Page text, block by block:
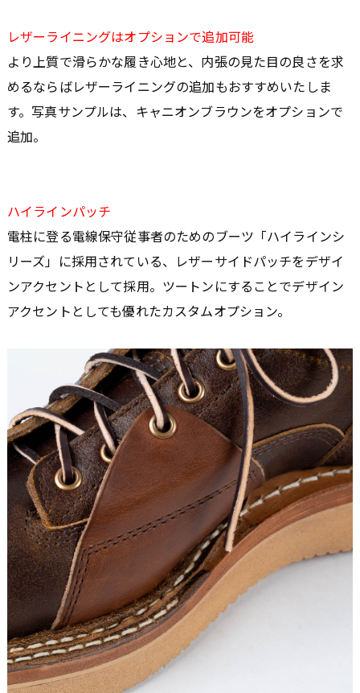
レザーライニングはオプションで追加可能
より上質で滑らかな履き心地と、内張の見た目の良さを求
めるならばレザーライニングの追加もおすすめいたしま
す。写真サンプルは、キャニオンブラウンをオプションで
追加。
ハイラインパッチ
電柱に登る電線保守従事者のためのブーツ「ハイラインシ
リーズ」に採用されている、レザーサイドパッチをデザイ
ンアクセントとして採用。ツートンにすることでデザイン
アクセントとしても優れたカスタムオプション。